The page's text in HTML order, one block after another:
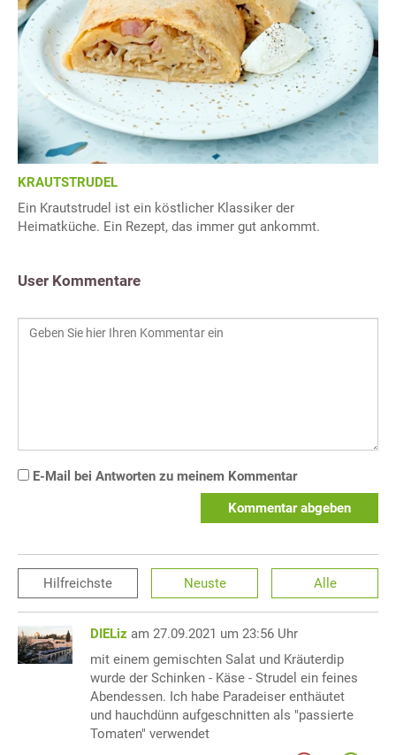
KRAUTSTRUDEL
Ein Krautstrudel ist ein köstlicher Klassiker der
Heimatküche. Ein Rezept, das immer gut ankommt.
User Kommentare
E-Mail bei Antworten zu meinem Kommentar
Kommentar abgeben
Hilfreichste Neuste Alle
DIELiz am 27.09.2021 um 23:56 Uhr
mit einem gemischten Salat und Kräuterdip
wurde der Schinken - Käse - Strudel ein feines
Abendessen. Ich habe Paradeiser enthäutet
und hauchdünn aufgeschnitten als "passierte
Tomaten" verwendet